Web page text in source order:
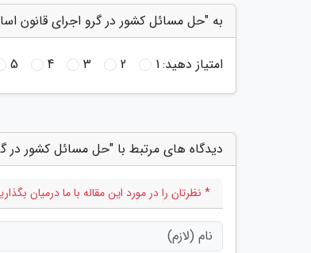
به "حل مسائل کشور در گرو اجرای قانون
امتیاز دهید:1
2
3
4
5
دیدگاه های مرتبط با "حل مسائل کشور در
* نظرتان را در مورد این مقاله با ما درمیان